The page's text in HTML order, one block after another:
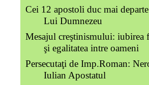
Cei 12 apostoli duc mai
Lui Dumnezeu
Mesajul creştinismului: iubirea
şi egalitatea intre oameni
Persecutaţi de Imp.Roman:
Iulian Apostatul